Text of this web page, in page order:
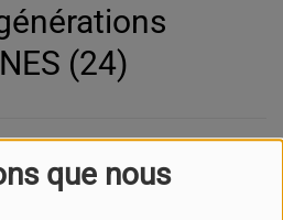
que nous
(24)
fête de l'été à ST
DU SEIGNAL